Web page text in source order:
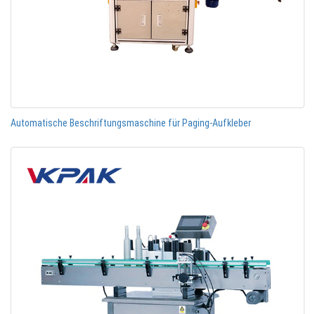
Automatische Beschriftungsmaschine für Paging-Aufkleber